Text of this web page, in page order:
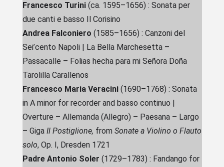
Francesco Turini (ca. 1595–1656) : Sonata per
due canti e basso Il Corisino
Andrea Falconiero (1585–1656) : Canzoni del
Sei’cento Napoli | La Bella Marchesetta –
Passacalle – Folias hecha para mi Señora Doña
Tarolilla Carallenos
Francesco Maria Veracini (1690–1768) : Sonata
in A minor for recorder and basso continuo |
Overture – Allemanda (Allegro) – Paesana – Largo
– Giga Il Postiglione, from Sonate a Violino o Flauto
solo, Op. I, Dresden 1721
Padre Antonio Soler (1729–1783) : Fandango for